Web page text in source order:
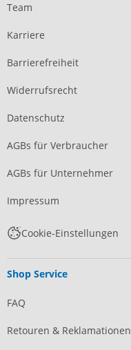
Team
Karriere
Barrierefreiheit
Widerrufsrecht
Datenschutz
AGBs für Verbraucher
AGBs für Unternehmer
Impressum
Cookie-Einstellungen
Shop Service
FAQ
Retouren & Reklamationen